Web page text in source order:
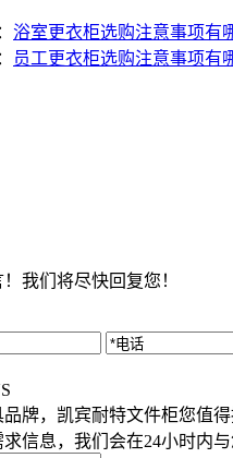
浴室更衣柜选购注意事项有
员工更衣柜选购注意事项有
我们将尽快回复您！
牌，凯宾耐特文件柜您值得
信息，我们会在24小时内